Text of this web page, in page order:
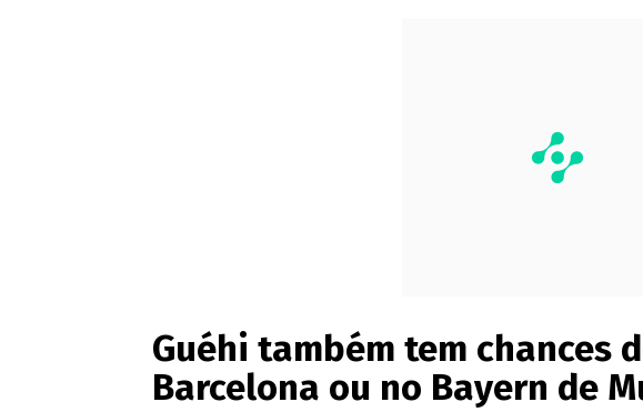
Guéhi também tem chances
Barcelona ou no Bayern de